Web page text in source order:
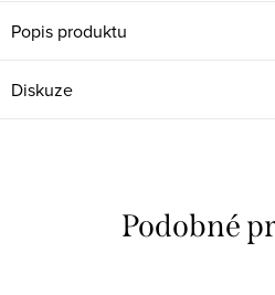
Popis produktu
Diskuze